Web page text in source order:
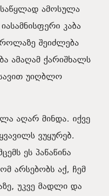
ამოსულა
კაბა
შეიძლება
ამაღამ ქარიშხალს
უიღბლო
აღარ მინდა. იქვე
ვუყურებ.
ეს პაწაწინა
არსებობს აქ, ჩემ
უკვე მადლი და